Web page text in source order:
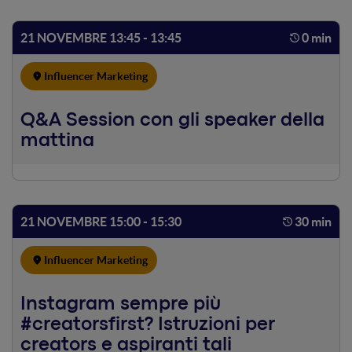
21 NOVEMBRE 13:45 - 13:45 0 min
Influencer Marketing
Q&A Session con gli speaker della
mattina
21 NOVEMBRE 15:00 - 15:30 30 min
Influencer Marketing
Instagram sempre più
#creatorsfirst? Istruzioni per
creators e aspiranti tali